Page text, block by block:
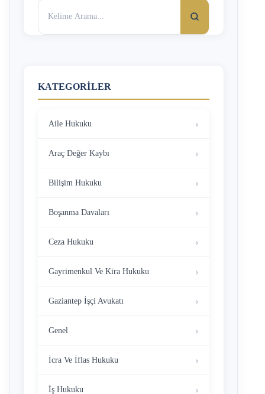
Arama:
KATEGORILER
Aile Hukuku
Araç Değer Kaybı
Bilişim Hukuku
Boşanma Davaları
Ceza Hukuku
Gayrimenkul Ve Kira Hukuku
Gaziantep İşçi Avukatı
Genel
İcra Ve İflas Hukuku
İş Hukuku